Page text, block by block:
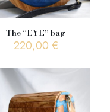
The “EYE” bag
220,00 €